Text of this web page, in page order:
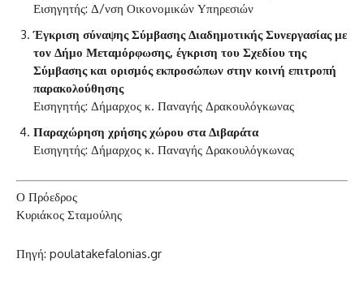
Εισηγητής: Δ/νση Οικονομικών Υπηρεσιών
Έγκριση σύναψης Σύμβασης Διαδημοτικής Συνεργασίας με
τον Δήμο Μεταμόρφωσης, έγκριση του Σχεδίου της
Σύμβασης και ορισμός εκπροσώπων στην κοινή επιτροπή
παρακολούθησης
Εισηγητής: Δήμαρχος κ. Παναγής Δρακουλόγκωνας
Παραχώρηση χρήσης χώρου στα Διβαράτα
Εισηγητής: Δήμαρχος κ. Παναγής Δρακουλόγκωνας
Ο Πρόεδρος
Κυριάκος Σταμούλης
Πηγή: poulatakefalonias.gr